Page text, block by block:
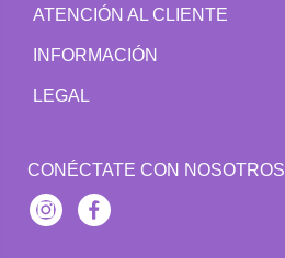
ATENCIÓN AL CLIENTE
INFORMACIÓN
LEGAL
CONÉCTATE CON NOSOTROS
InstagramFacebook